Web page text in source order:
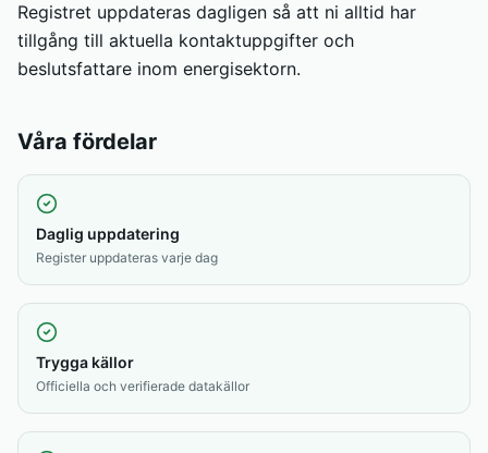
Registret uppdateras dagligen så att ni alltid har
tillgång till aktuella kontaktuppgifter och
beslutsfattare inom energisektorn.
Våra fördelar
Daglig uppdatering
Register uppdateras varje dag
Trygga källor
Officiella och verifierade datakällor